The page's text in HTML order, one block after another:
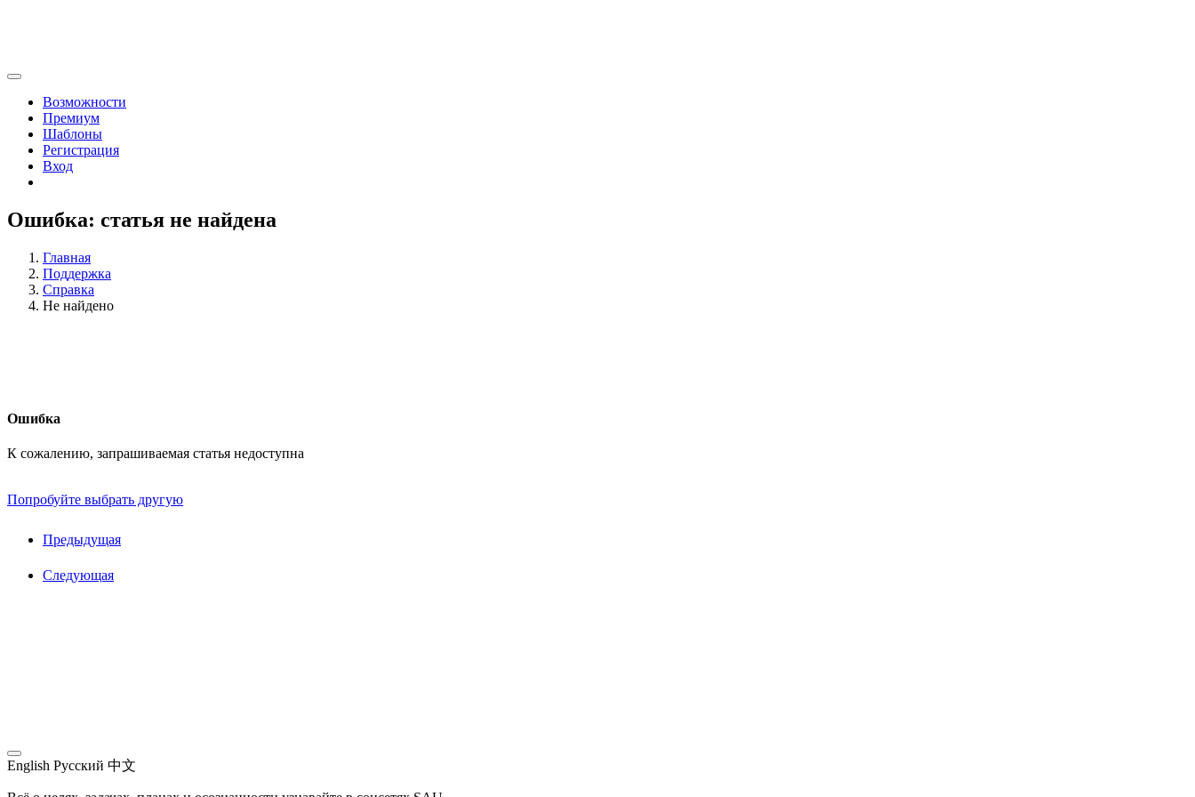
Возможности
Премиум
Шаблоны
Регистрация
Вход
Ошибка: статья не найдена
Главная
Поддержка
Справка
Не найдено
Ошибка
К сожалению, запрашиваемая статья недоступна
Попробуйте выбрать другую
Предыдущая
Следующая
English Русский 中文